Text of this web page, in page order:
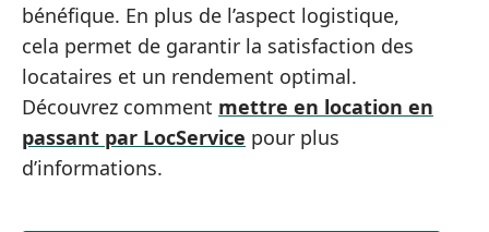
bénéfique. En plus de l’aspect logistique,
cela permet de garantir la satisfaction des
locataires et un rendement optimal.
Découvrez comment mettre en location en
passant par LocService pour plus
d’informations.